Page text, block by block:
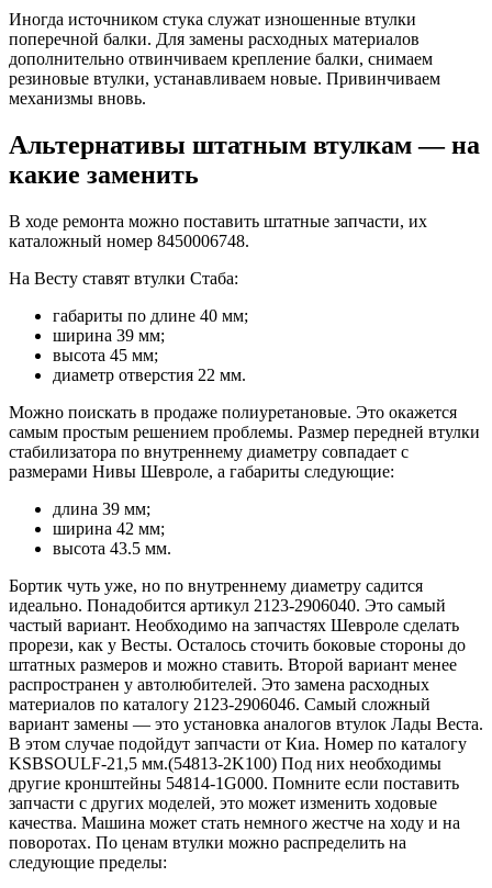
Иногда источником стука служат изношенные втулки
поперечной балки. Для замены расходных материалов
дополнительно отвинчиваем крепление балки, снимаем
резиновые втулки, устанавливаем новые. Привинчиваем
механизмы вновь.
Альтернативы штатным втулкам — на
какие заменить
В ходе ремонта можно поставить штатные запчасти, их
каталожный номер 8450006748.
На Весту ставят втулки Стаба:
габариты по длине 40 мм;
ширина 39 мм;
высота 45 мм;
диаметр отверстия 22 мм.
Можно поискать в продаже полиуретановые. Это окажется
самым простым решением проблемы. Размер передней втулки
стабилизатора по внутреннему диаметру совпадает с
размерами Нивы Шевроле, а габариты следующие:
длина 39 мм;
ширина 42 мм;
высота 43.5 мм.
Бортик чуть уже, но по внутреннему диаметру садится
идеально. Понадобится артикул 2123-2906040. Это самый
частый вариант. Необходимо на запчастях Шевроле сделать
прорези, как у Весты. Осталось сточить боковые стороны до
штатных размеров и можно ставить. Второй вариант менее
распространен у автолюбителей. Это замена расходных
материалов по каталогу 2123-2906046. Самый сложный
вариант замены — это установка аналогов втулок Лады Веста.
В этом случае подойдут запчасти от Киа. Номер по каталогу
KSBSOULF-21,5 мм.(54813-2K100) Под них необходимы
другие кронштейны 54814-1G000. Помните если поставить
запчасти с других моделей, это может изменить ходовые
качества. Машина может стать немного жестче на ходу и на
поворотах. По ценам втулки можно распределить на
следующие пределы: